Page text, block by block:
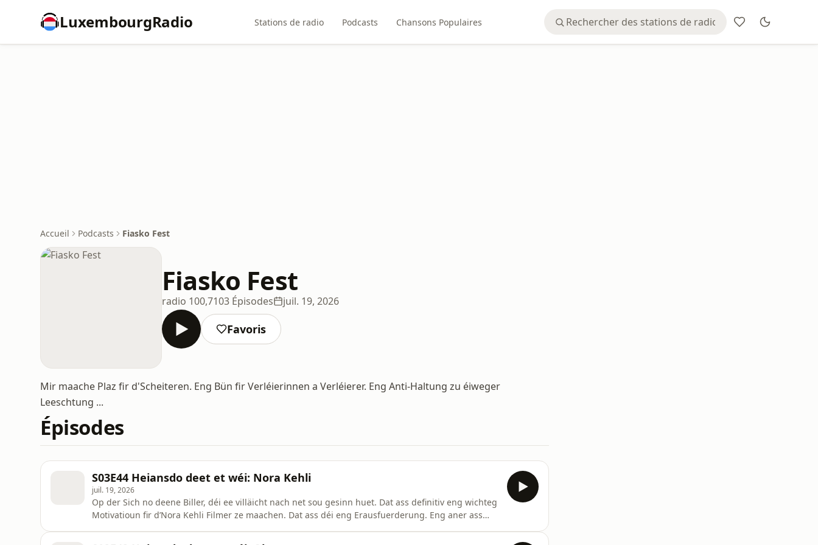
LuxembourgRadio Stations de radio Podcasts Chansons Populaires
Accueil Podcasts Fiasko Fest
Fiasko Fest
radio 100,7103 Épisodes juil. 19, 2026
Favoris
Mir maache Plaz fir d'Scheiteren. Eng Bün fir Verléierinnen a Verléierer. Eng Anti-Haltung zu éiweger
Leeschtung ...
Épisodes
S03E44 Heiansdo deet et wéi: Nora Kehli
juil. 19, 2026
Op der Sich no deene Biller, déi ee villäicht nach net sou gesinn huet. Dat ass definitiv eng wichteg
Motivatioun fir d’Nora Kehli Filmer ze maachen. Dat ass déi eng Erausfuerderung. Eng aner ass